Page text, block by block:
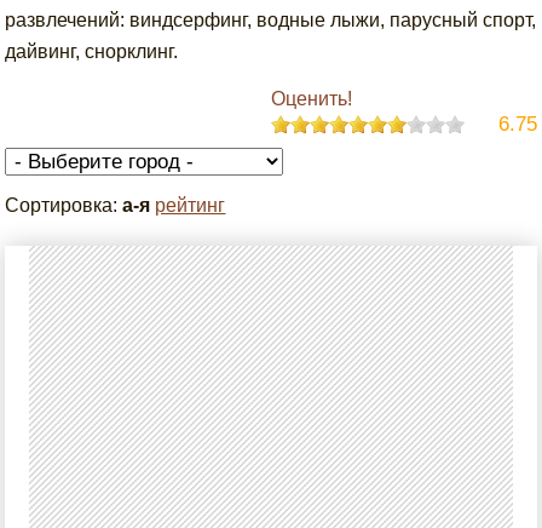
развлечений: виндсерфинг, водные лыжи, парусный спорт,
дайвинг, снорклинг.
Оценить!
6.75
Сортировка:а-я рейтинг